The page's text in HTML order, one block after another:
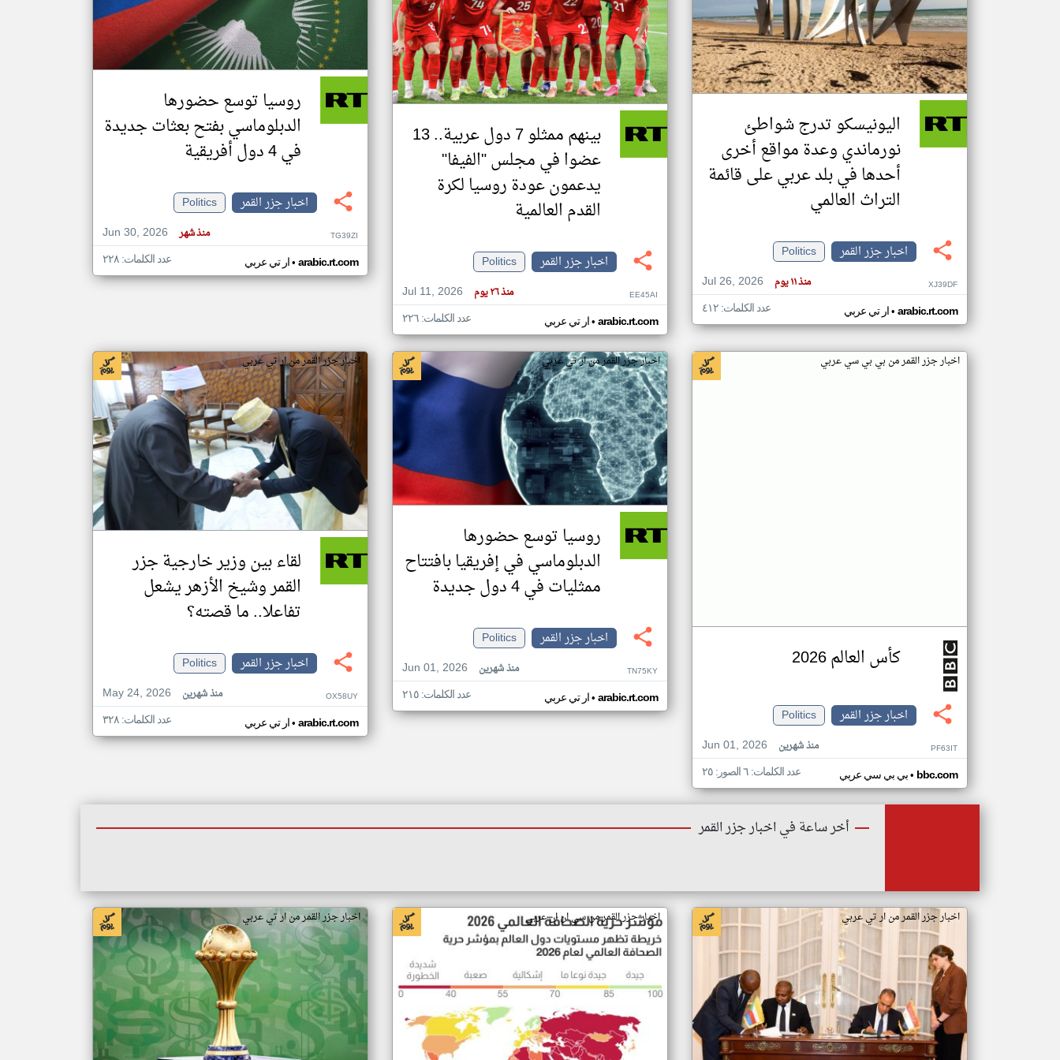
تغيير الدولة
اخبار جزر القمر على مدار الساعة
أهم اخبار جزر القمر العاجلة والمباشرة
اليونيسكو تدرج شواطئ
نورماندي وعدة مواقع أخرى
أحدها في بلد عربي على قائمة
التراث العالمي
اخبار جزر القمر
Politics
Jul 26, 2026
منذ ١١ يوم XJ39DF
ار تي عربي• arabic.rt.com عدد الكلمات: ٤١٢
بينهم ممثلو 7 دول عربية.. 13
عضوا في مجلس "الفيفا"
يدعمون عودة روسيا لكرة
القدم العالمية
اخبار جزر القمر
Politics
Jul 11, 2026
منذ ٢٦ يوم EE45AI
ار تي عربي• arabic.rt.com عدد الكلمات: ٢٢٦
روسيا توسع حضورها
الدبلوماسي بفتح بعثات جديدة
في 4 دول أفريقية
اخبار جزر القمر
Politics
Jun 30, 2026
منذ شهر TG39ZI
ار تي عربي• arabic.rt.com عدد الكلمات: ٢٢٨
اخبار جزر القمر من بي بي سي عربي
كأس العالم 2026
اخبار جزر القمر
Politics
Jun 01, 2026
منذ شهرين PF63IT
بي بي سي عربي• bbc.com عدد الكلمات: ٦ الصور: ٢٥
اخبار جزر القمر من ار تي عربي
روسيا توسع حضورها
الدبلوماسي في إفريقيا بافتتاح
ممثليات في 4 دول جديدة
اخبار جزر القمر
Politics
Jun 01, 2026
منذ شهرين TN75KY
ار تي عربي• arabic.rt.com عدد الكلمات: ٢١٥
اخبار جزر القمر من ار تي عربي
لقاء بين وزير خارجية جزر
القمر وشيخ الأزهر يشعل
تفاعلا.. ما قصته؟
اخبار جزر القمر
Politics
May 24, 2026
منذ شهرين OX58UY
ار تي عربي• arabic.rt.com عدد الكلمات: ٣٢٨
أخر ساعة في اخبار جزر القمر
اخبار جزر القمر من ار تي عربي اخبار جزر القمر من سي ان ان عربي اخبار جزر القمر من ار تي عربي
klyoum.com